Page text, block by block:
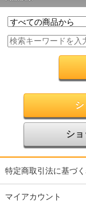
シ
特定商取引法に基づく
マイアカウント